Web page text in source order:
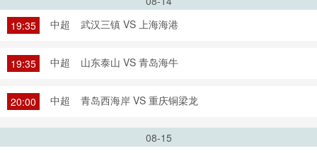
19:35
中超 武汉三镇 VS 上海海港
19:35 中超 山东泰山 VS 青岛海牛
20:00 中超 青岛西海岸 VS 重庆铜梁龙
08-15